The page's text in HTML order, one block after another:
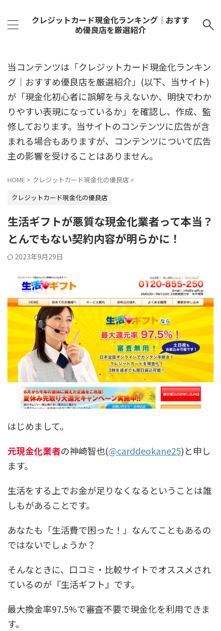
クレジットカード現金化ランキング｜おすす
め優良店を厳選紹介
当コンテンツは「クレジットカード現金化ランキン
グ｜おすすめ優良店を厳選紹介」(以下、当サイト)
が「現金化初心者に誤解を与えないか、明快でわか
りやすい表現になっているか」を確認し、作成、監
修しております。当サイトのコンテンツに広告が含
まれる場合もありますが、コンテンツについて広告
主の影響を受けることはありません。
HOME > クレジットカード現金化の優良店 >
クレジットカード現金化の優良店
生活ギフトが悪質な現金化業者って本当？
とんでもない契約内容が明らかに！
2023年9月29日
はじめまして。
元現金化業者の神崎智也(@carddeokane25)と申し
ます。
生活をする上でお金が足りなくなるということは誰
しもがあることです。
あなたも「生活費で困った！」なんてこともあるの
ではないでしょうか？
そんなときに、口コミ・比較サイトでオススメされ
ているのが『生活ギフト』です。
最大換金率97.5%で審査不要で現金化を利用できま
す。